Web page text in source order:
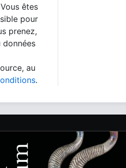
êtes
pour
prenez,
au
.